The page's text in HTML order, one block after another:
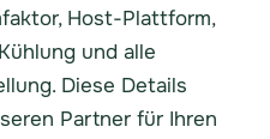
Host-Plattform,
und alle
Diese Details
Partner für Ihren